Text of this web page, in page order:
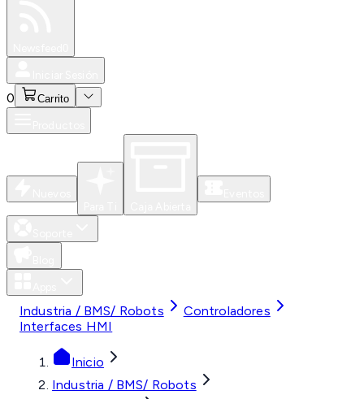
0 Carrito
Industria / BMS/ Robots
Controladores
Interfaces HMI
Inicio
Industria / BMS/ Robots